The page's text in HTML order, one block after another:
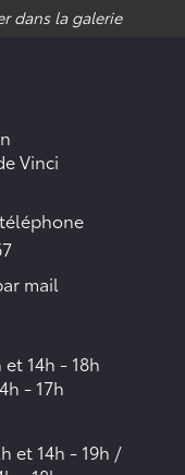
dans la galerie
Vinci
mail
14h - 18h
- 17h
et 14h - 19h /